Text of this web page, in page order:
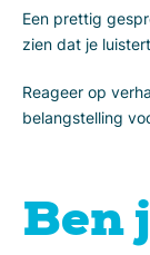
Een prettig
zien dat je
Reageer op
belangstelling
Ben